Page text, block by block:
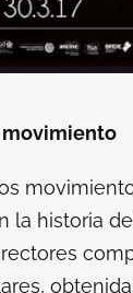
la historia